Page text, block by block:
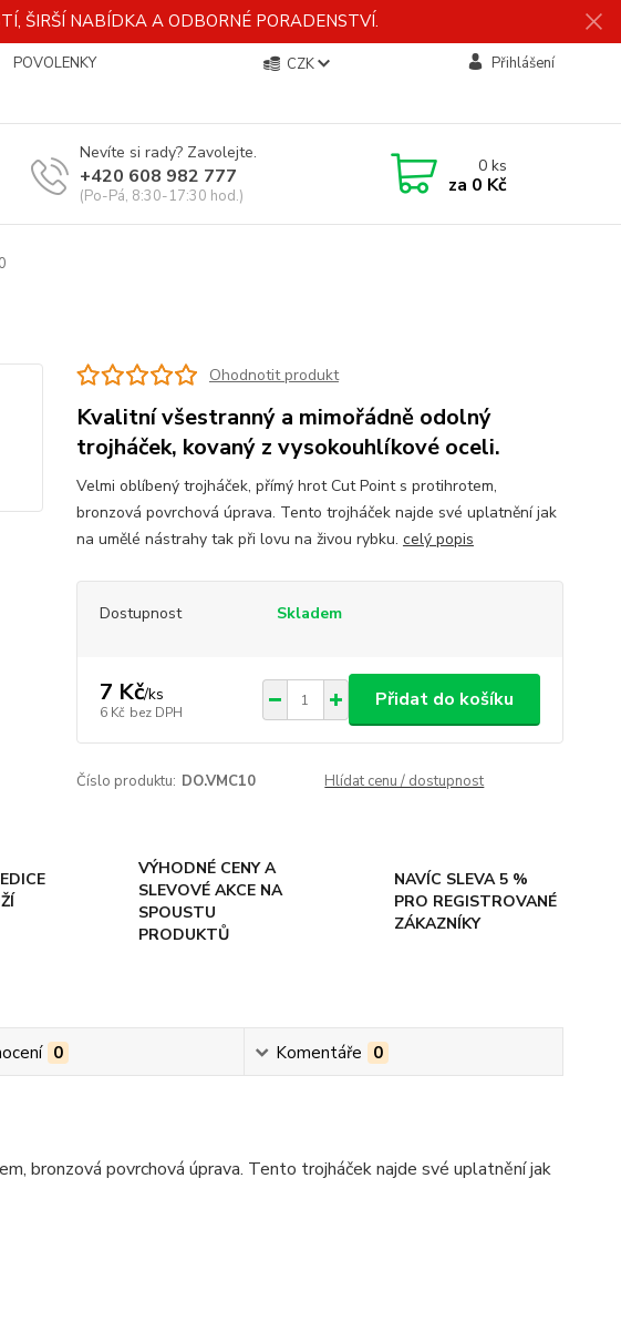
ŠIRŠÍ NABÍDKA A ODBORNÉ PORADENSTVÍ.
POVOLENKY
CZK Přihlášení
Nevíte si rady? Zavolejte.
+420 608 982 777
(Po-Pá, 8:30-17:30 hod.)
0ks
za 0 Kč
Ohodnotit produkt
Kvalitní všestranný a mimořádně odolný
trojháček, kovaný z vysokouhlíkové oceli.
Velmi oblíbený trojháček, přímý hrot Cut Point s protihrotem,
bronzová povrchová úprava. Tento trojháček najde své uplatnění jak
na umělé nástrahy tak při lovu na živou rybku. celý popis
Dostupnost Skladem
7 Kč/ks
6 Kč bez DPH
Přidat do košíku
Číslo produktu: DO.VMC10 Hlídat cenu / dostupnost
VÝHODNÉ CENY A
SLEVOVÉ AKCE NA
SPOUSTU
PRODUKTŮ
NAVÍC SLEVA 5 %
PRO REGISTROVANÉ
ZÁKAZNÍKY
0 Komentáře 0
bronzová povrchová úprava. Tento trojháček najde své uplatnění jak